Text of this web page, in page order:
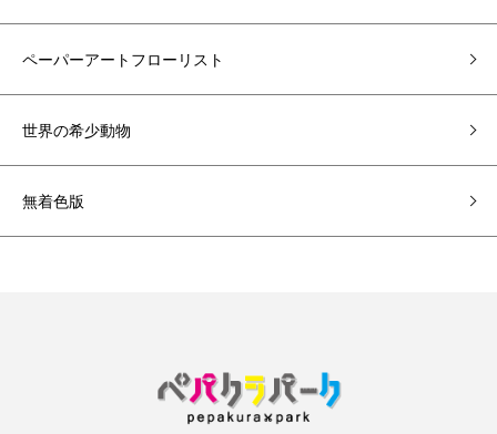
ペーパーアートフローリスト
世界の希少動物
無着色版